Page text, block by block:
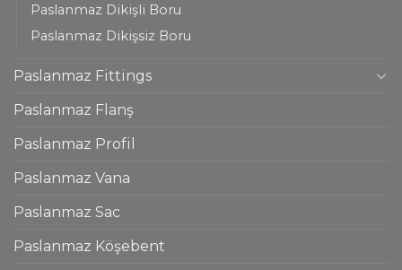
Paslanmaz Dikişli Boru
Paslanmaz Dikişsiz Boru
Paslanmaz Fittings
Paslanmaz Flanş
Paslanmaz Profil
Paslanmaz Vana
Paslanmaz Sac
Paslanmaz Köşebent